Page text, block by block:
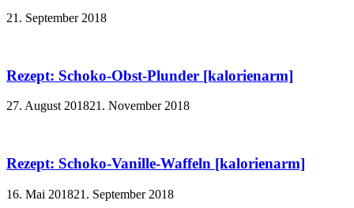
21. September 2018
Rezept: Schoko-Obst-Plunder [kalorienarm]
27. August 201821. November 2018
Rezept: Schoko-Vanille-Waffeln [kalorienarm]
16. Mai 201821. September 2018